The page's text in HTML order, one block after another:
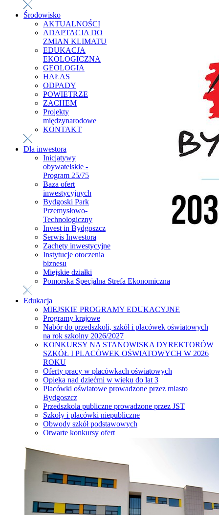
Środowisko
AKTUALNOŚCI
ADAPTACJA DO
ZMIAN KLIMATU
EDUKACJA
EKOLOGICZNA
GEOLOGIA
HAŁAS
ODPADY
POWIETRZE
ZACHEM
Projekty
międzynarodowe
KONTAKT
Dla inwestora
Inicjatywy
obywatelskie -
Program 25/75
Baza ofert
inwestycyjnych
Bydgoski Park
Przemysłowo-
Technologiczny
Invest in Bydgoszcz
Serwis Inwestora
Zachęty inwestycyjne
Instytucje otoczenia
biznesu
Miejskie działki
Pomorska Specjalna Strefa Ekonomiczna
Edukacja
MIEJSKIE PROGRAMY EDUKACYJNE
Programy krajowe
Nabór do przedszkoli, szkół i placówek oświatowych
na rok szkolny 2026/2027
KONKURSY NA STANOWISKA DYREKTORÓW
SZKÓŁ I PLACÓWEK OŚWIATOWYCH W 2026
ROKU
Oferty pracy w placówkach oświatowych
Opieka nad dziećmi w wieku do lat 3
Placówki oświatowe prowadzone przez miasto
Bydgoszcz
Przedszkola publiczne prowadzone przez JST
Szkoły i placówki niepubliczne
Obwody szkół podstawowych
Otwarte konkursy ofert